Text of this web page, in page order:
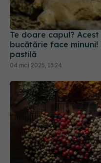
Te doare capul?
bucătărie face minuni!
pastilă
04 mai 2025, 13:24